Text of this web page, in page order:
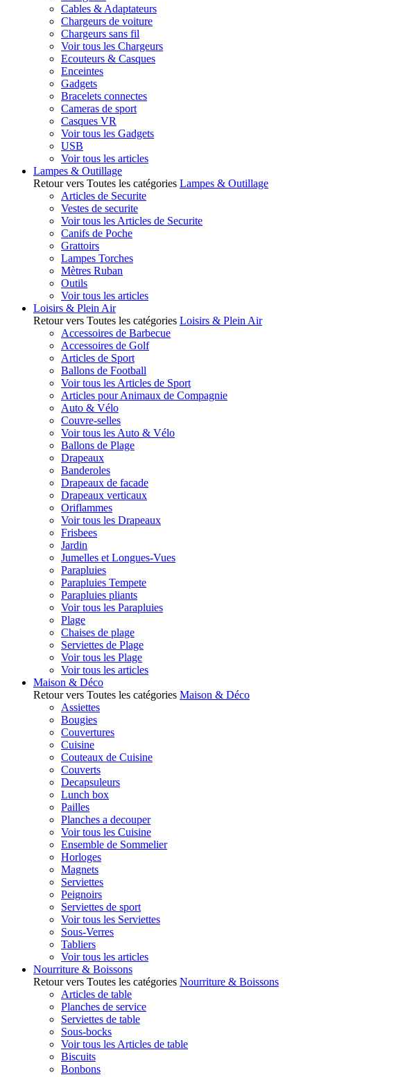
Cables & Adaptateurs
Chargeurs de voiture
Chargeurs sans fil
Voir tous les Chargeurs
Ecouteurs & Casques
Enceintes
Gadgets
Bracelets connectes
Cameras de sport
Casques VR
Voir tous les Gadgets
USB
Voir tous les articles
Lampes & Outillage
Retour vers Toutes les catégories Lampes & Outillage
Articles de Securite
Vestes de securite
Voir tous les Articles de Securite
Canifs de Poche
Grattoirs
Lampes Torches
Mètres Ruban
Outils
Voir tous les articles
Loisirs & Plein Air
Retour vers Toutes les catégories Loisirs & Plein Air
Accessoires de Barbecue
Accessoires de Golf
Articles de Sport
Ballons de Football
Voir tous les Articles de Sport
Articles pour Animaux de Compagnie
Auto & Vélo
Couvre-selles
Voir tous les Auto & Vélo
Ballons de Plage
Drapeaux
Banderoles
Drapeaux de facade
Drapeaux verticaux
Oriflammes
Voir tous les Drapeaux
Frisbees
Jardin
Jumelles et Longues-Vues
Parapluies
Parapluies Tempete
Parapluies pliants
Voir tous les Parapluies
Plage
Chaises de plage
Serviettes de Plage
Voir tous les Plage
Voir tous les articles
Maison & Déco
Retour vers Toutes les catégories Maison & Déco
Assiettes
Bougies
Couvertures
Cuisine
Couteaux de Cuisine
Couverts
Decapsuleurs
Lunch box
Pailles
Planches a decouper
Voir tous les Cuisine
Ensemble de Sommelier
Horloges
Magnets
Serviettes
Peignoirs
Serviettes de sport
Voir tous les Serviettes
Sous-Verres
Tabliers
Voir tous les articles
Nourriture & Boissons
Retour vers Toutes les catégories Nourriture & Boissons
Articles de table
Planches de service
Serviettes de table
Sous-bocks
Voir tous les Articles de table
Biscuits
Bonbons